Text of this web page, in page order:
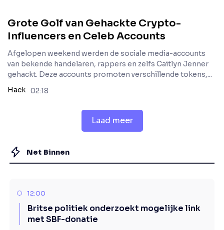
Grote Golf van Gehackte Crypto-
Influencers en Celeb Accounts
Afgelopen weekend werden de sociale media-accounts
van bekende handelaren, rappers en zelfs Caitlyn Jenner
gehackt. Deze accounts promoten verschillende tokens,...
Hack 02:18
Laad meer
Net Binnen
12:00
Britse politiek onderzoekt mogelijke link
met SBF-donatie